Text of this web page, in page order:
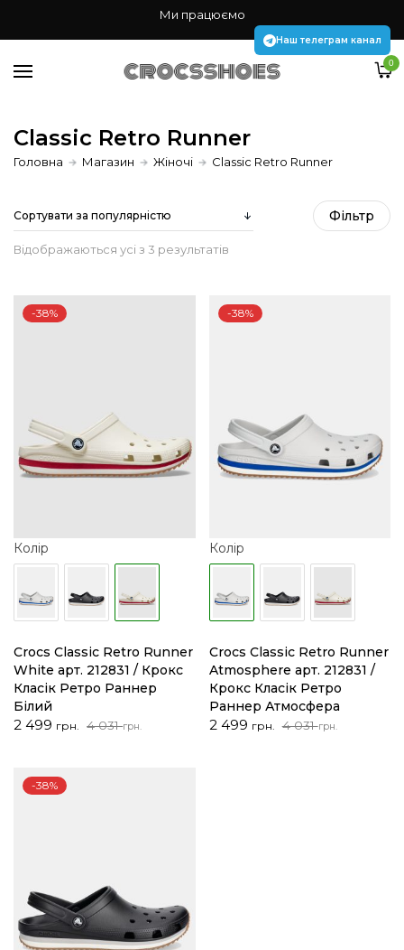
Ми працюємо
Наш телеграм канал
0
Чоловікам
Дітям
Classic Retro Runner
Головна Магазин Жіночі Classic Retro Runner
Фiльтр
Відображаються усі з 3 результатів
popularity
Колір
-38%
Crocs Classic Retro Runner
White арт. 212831 / Крокс
Класік Ретро Раннер
Білий
4 031грн.
Оригінальна
031 грн..
2 499 грн.
Поточна
499 грн..
Колір
-38%
Crocs Classic Retro Runner
Atmosphere арт. 212831 /
Крокс Класік Ретро
Раннер Атмосфера
4 031грн.
Оригінальна
2 499 грн.
Поточна
-38%